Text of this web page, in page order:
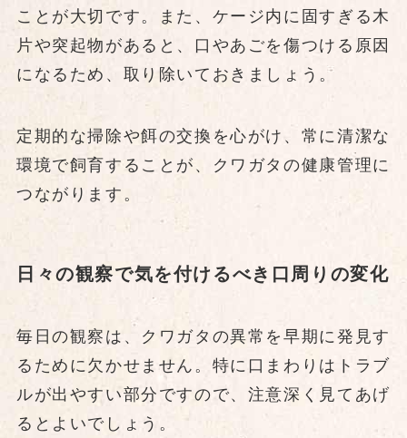
ことが大切です。また、ケージ内に固すぎる木
片や突起物があると、口やあごを傷つける原因
になるため、取り除いておきましょう。
定期的な掃除や餌の交換を心がけ、常に清潔な
環境で飼育することが、クワガタの健康管理に
つながります。
日々の観察で気を付けるべき口周りの変化
毎日の観察は、クワガタの異常を早期に発見す
るために欠かせません。特に口まわりはトラブ
ルが出やすい部分ですので、注意深く見てあげ
るとよいでしょう。